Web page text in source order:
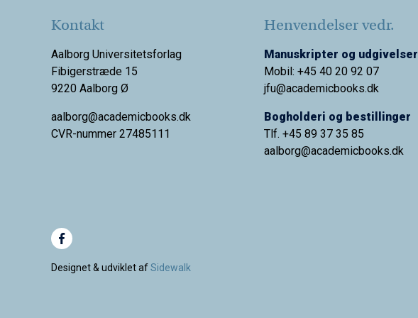
Kontakt
Aalborg Universitetsforlag
Fibigerstræde 15
9220 Aalborg Ø
aalborg@academicbooks.dk
CVR-nummer 27485111
Henvendelser vedr.
Manuskripter og udgivelser
Mobil: +45 40 20 92 07
jfu@academicbooks.dk
Bogholderi og bestillinger
Tlf. +45 89 37 35 85
aalborg@academicbooks.dk
Designet & udviklet afSidewalk